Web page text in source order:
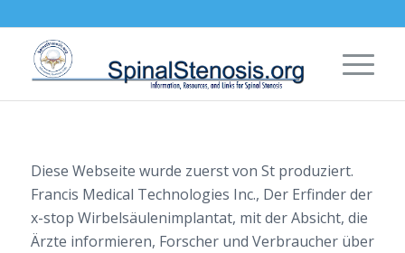
Diese Webseite wurde zuerst von St produziert.
Francis Medical Technologies Inc., Der Erfinder der
x-stop Wirbelsäulenimplantat, mit der Absicht, die
Ärzte informieren, Forscher und Verbraucher über